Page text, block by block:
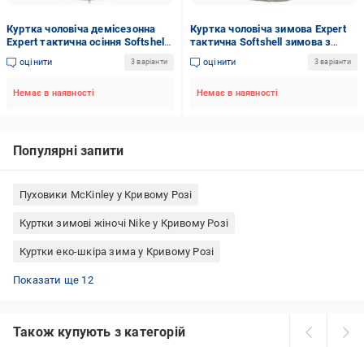
Куртка чоловіча демісезонна
Expert тактична осіння Softshell
з каптуром на підкладці, р.XL
піксель
оцінити 3 варіанти
Немає в наявності
Куртка чоловіча зимова Expert
тактична Softshell зимова з
каптуром на підкладці, р.L
оцінити 3 варіанти
Немає в наявності
Популярні запити
Пуховики McKinley у Кривому Розі
Куртки зимові жіночі Nike у Кривому Розі
Куртки еко-шкіра зима у Кривому Розі
Куртки бежеві жіночі у Кривому Розі
Чорні бомбери у Кривому Розі
Куртки H&M жіночі у Кривому Розі
Дублянки чоловічі у Кривому Розі
Вітрівка для бігу жіноча у Кривому Розі
Демісезонні парки у Кривому Розі
Куртки тедді з капюшоном у Кривому Розі
Куртки жіночі 54 розміру у Кривому Розі
Куртки білі жіночі у Кривому Розі
Вітрівки з капюшоном у Кривому Розі
Демісезонні бомбери у Кривому Розі
Куртки-сорочки жіночі у Кривому Розі
Показати ще 12
Також купують з категорій